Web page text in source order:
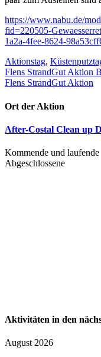
https://www.nabu.de/
fid=220505-
1a2a-4fee-8624-
Aktionstag,
Flens StrandGut Aktion
Flens StrandGut Aktion
Ort der Aktion
After-Costal Clean up
Kommende und laufende
Abgeschlossene
Aktivitäten in den
August 2026